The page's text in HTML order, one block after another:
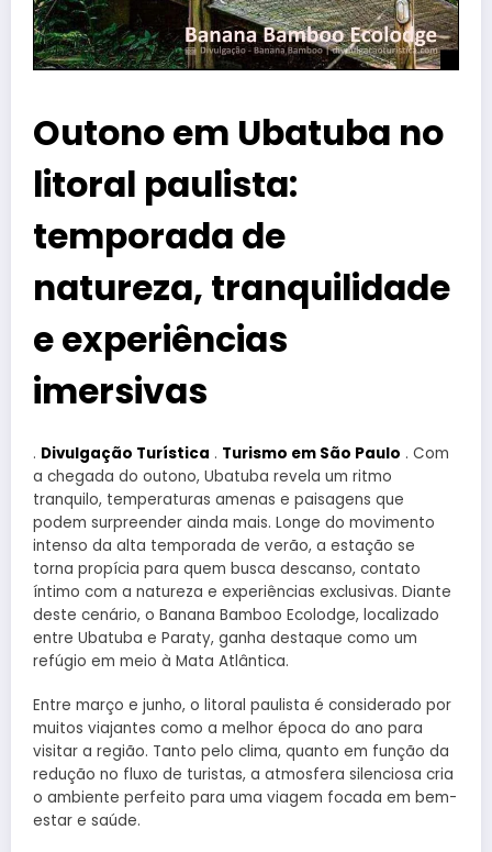
Outono em Ubatuba no
litoral paulista:
temporada de
natureza, tranquilidade
e experiências
imersivas
. Divulgação Turística . Turismo em São Paulo . Com
a chegada do outono, Ubatuba revela um ritmo
tranquilo, temperaturas amenas e paisagens que
podem surpreender ainda mais. Longe do movimento
intenso da alta temporada de verão, a estação se
torna propícia para quem busca descanso, contato
íntimo com a natureza e experiências exclusivas. Diante
deste cenário, o Banana Bamboo Ecolodge, localizado
entre Ubatuba e Paraty, ganha destaque como um
refúgio em meio à Mata Atlântica.
Entre março e junho, o litoral paulista é considerado por
muitos viajantes como a melhor época do ano para
visitar a região. Tanto pelo clima, quanto em função da
redução no fluxo de turistas, a atmosfera silenciosa cria
o ambiente perfeito para uma viagem focada em bem-
estar e saúde.